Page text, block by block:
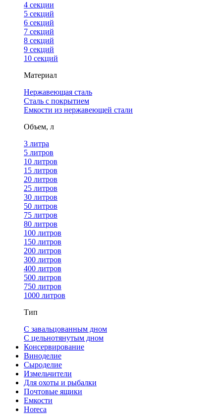
4 cекции
5 секций
6 секций
7 секций
8 секций
9 секций
10 секций
Материал
Нержавеющая сталь
Сталь с покрытием
Емкости из нержавеющей стали
Объем, л
3 литра
5 литров
10 литров
15 литров
20 литров
25 литров
30 литров
50 литров
75 литров
80 литров
100 литров
150 литров
200 литров
300 литров
400 литров
500 литров
750 литров
1000 литров
Тип
С завальцованным дном
С цельнотянутым дном
Консервирование
Виноделие
Сыроделие
Измельчители
Для охоты и рыбалки
Почтовые ящики
Емкости
Horeca